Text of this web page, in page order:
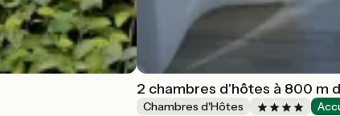
2 chambres d'hôtes à 800 m
Chambres d'Hôtes